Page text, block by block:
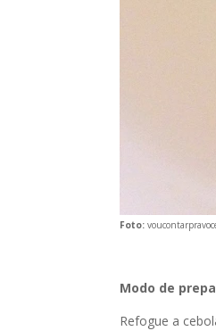
Foto:
Modo de
Refogue a